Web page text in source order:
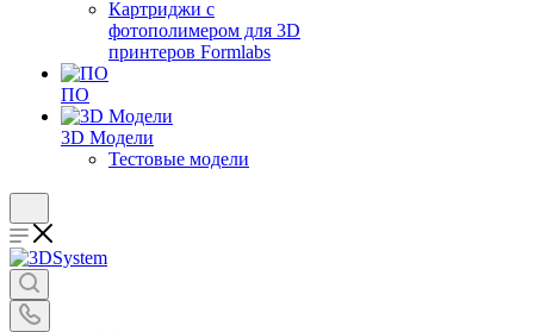
Картриджи с
фотополимером для 3D
принтеров Formlabs
ПО
3D Модели
Тестовые модели